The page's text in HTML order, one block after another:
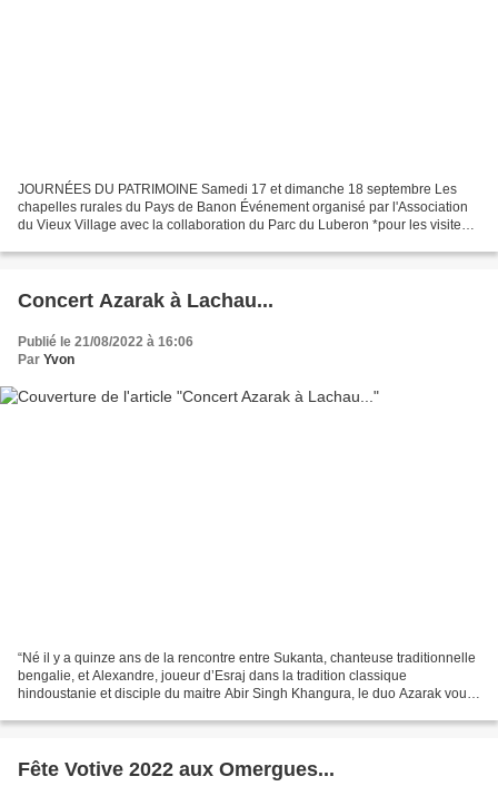
JOURNÉES DU PATRIMOINE Samedi 17 et dimanche 18 septembre Les
chapelles rurales du Pays de Banon Événement organisé par l'Association
du Vieux Village avec la collaboration du Parc du Luberon *pour les visites
Concert Azarak à Lachau...
Publié le 21/08/2022 à 16:06
Par Yvon
“Né il y a quinze ans de la rencontre entre Sukanta, chanteuse traditionnelle
bengalie, et Alexandre, joueur d’Esraj dans la tradition classique
hindoustanie et disciple du maitre Abir Singh Khangura, le duo Azarak vous
Fête Votive 2022 aux Omergues...